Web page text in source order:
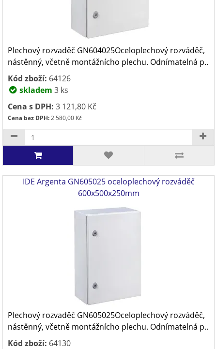
Plechový rozvaděč GN604025Oceloplechový rozváděč,
nástěnný, včetně montážnícho plechu. Odnímatelná p..
Kód zboží: 64126
skladem 3 ks
Cena s DPH: 3 121,80 Kč
Cena bez DPH:2 580,00 Kč
IDE Argenta GN605025 oceloplechový rozváděč
600x500x250mm
Plechový rozvaděč GN605025Oceloplechový rozváděč,
nástěnný, včetně montážnícho plechu. Odnímatelná p..
Kód zboží: 64130